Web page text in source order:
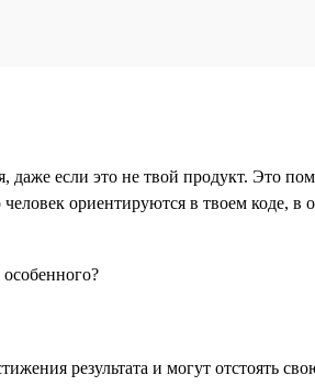
если это не твой продукт. Это
ориентируются в твоем коде, в
результата и могут отстоять